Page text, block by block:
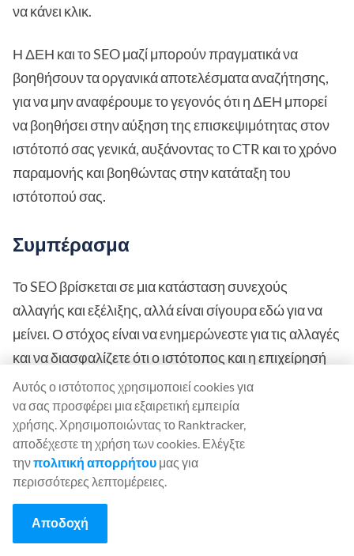
να κάνει κλικ.
Η ΔΕΗ και το SEO μαζί μπορούν πραγματικά να
βοηθήσουν τα οργανικά αποτελέσματα αναζήτησης,
για να μην αναφέρουμε το γεγονός ότι η ΔΕΗ μπορεί
να βοηθήσει στην αύξηση της επισκεψιμότητας στον
ιστότοπό σας γενικά, αυξάνοντας το CTR και το χρόνο
παραμονής και βοηθώντας στην κατάταξη του
ιστότοπού σας.
Συμπέρασμα
Το SEO βρίσκεται σε μια κατάσταση συνεχούς
αλλαγής και εξέλιξης, αλλά είναι σίγουρα εδώ για να
μείνει. Ο στόχος είναι να ενημερώνεστε για τις αλλαγές
και να διασφαλίζετε ότι ο ιστότοπος και η επιχείρησή
σας λαμβάνουν τα απαραίτητα μέτρα για να
παραμείνουν στο παιχνίδι.
Georgi Todorov
Αυτός ο ιστότοπος χρησιμοποιεί cookies για
να σας προσφέρει μια εξαιρετική εμπειρία
χρήσης. Χρησιμοποιώντας το Ranktracker,
αποδέχεστε τη χρήση των cookies. Ελέγξτε
τηνπολιτική απορρήτου μας για
περισσότερες λεπτομέρειες.
Αποδοχή